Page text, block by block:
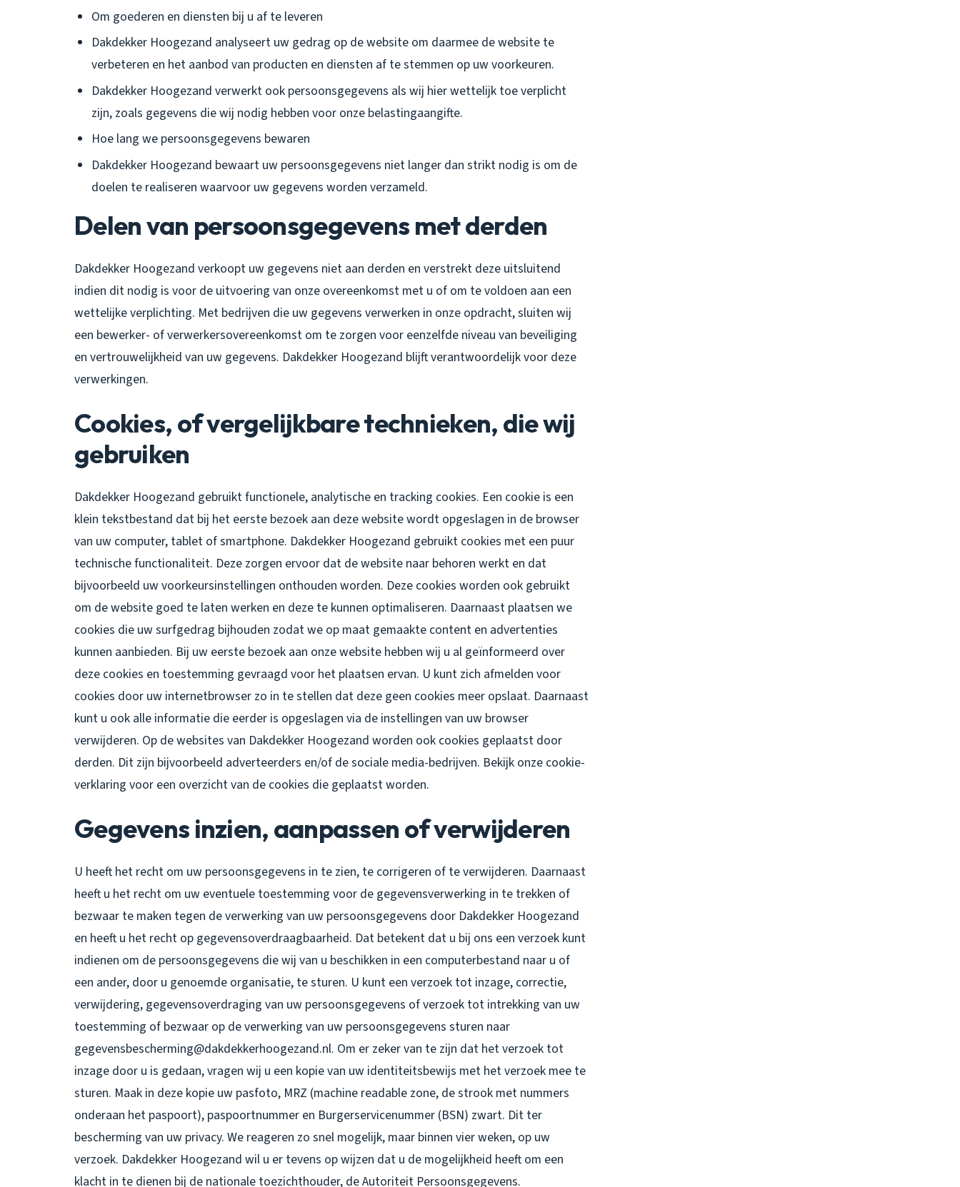
Om goederen en diensten bij u af te leveren
Dakdekker Hoogezand analyseert uw gedrag op de website om daarmee de website te
verbeteren en het aanbod van producten en diensten af te stemmen op uw voorkeuren.
Dakdekker Hoogezand verwerkt ook persoonsgegevens als wij hier wettelijk toe verplicht
zijn, zoals gegevens die wij nodig hebben voor onze belastingaangifte.
Hoe lang we persoonsgegevens bewaren
Dakdekker Hoogezand bewaart uw persoonsgegevens niet langer dan strikt nodig is om de
doelen te realiseren waarvoor uw gegevens worden verzameld.
Delen van persoonsgegevens met derden
Dakdekker Hoogezand verkoopt uw gegevens niet aan derden en verstrekt deze uitsluitend
indien dit nodig is voor de uitvoering van onze overeenkomst met u of om te voldoen aan een
wettelijke verplichting. Met bedrijven die uw gegevens verwerken in onze opdracht, sluiten wij
een bewerker- of verwerkersovereenkomst om te zorgen voor eenzelfde niveau van beveiliging
en vertrouwelijkheid van uw gegevens. Dakdekker Hoogezand blijft verantwoordelijk voor deze
verwerkingen.
Cookies, of vergelijkbare technieken, die wij
gebruiken
Dakdekker Hoogezand gebruikt functionele, analytische en tracking cookies. Een cookie is een
klein tekstbestand dat bij het eerste bezoek aan deze website wordt opgeslagen in de browser
van uw computer, tablet of smartphone. Dakdekker Hoogezand gebruikt cookies met een puur
technische functionaliteit. Deze zorgen ervoor dat de website naar behoren werkt en dat
bijvoorbeeld uw voorkeursinstellingen onthouden worden. Deze cookies worden ook gebruikt
om de website goed te laten werken en deze te kunnen optimaliseren. Daarnaast plaatsen we
cookies die uw surfgedrag bijhouden zodat we op maat gemaakte content en advertenties
kunnen aanbieden. Bij uw eerste bezoek aan onze website hebben wij u al geïnformeerd over
deze cookies en toestemming gevraagd voor het plaatsen ervan. U kunt zich afmelden voor
cookies door uw internetbrowser zo in te stellen dat deze geen cookies meer opslaat. Daarnaast
kunt u ook alle informatie die eerder is opgeslagen via de instellingen van uw browser
verwijderen. Op de websites van Dakdekker Hoogezand worden ook cookies geplaatst door
derden. Dit zijn bijvoorbeeld adverteerders en/of de sociale media-bedrijven. Bekijk onze cookie-
verklaring voor een overzicht van de cookies die geplaatst worden.
Gegevens inzien, aanpassen of verwijderen
U heeft het recht om uw persoonsgegevens in te zien, te corrigeren of te verwijderen. Daarnaast
heeft u het recht om uw eventuele toestemming voor de gegevensverwerking in te trekken of
bezwaar te maken tegen de verwerking van uw persoonsgegevens door Dakdekker Hoogezand
en heeft u het recht op gegevensoverdraagbaarheid. Dat betekent dat u bij ons een verzoek kunt
indienen om de persoonsgegevens die wij van u beschikken in een computerbestand naar u of
een ander, door u genoemde organisatie, te sturen. U kunt een verzoek tot inzage, correctie,
verwijdering, gegevensoverdraging van uw persoonsgegevens of verzoek tot intrekking van uw
toestemming of bezwaar op de verwerking van uw persoonsgegevens sturen naar
gegevensbescherming@dakdekkerhoogezand.nl. Om er zeker van te zijn dat het verzoek tot
inzage door u is gedaan, vragen wij u een kopie van uw identiteitsbewijs met het verzoek mee te
sturen. Maak in deze kopie uw pasfoto, MRZ (machine readable zone, de strook met nummers
onderaan het paspoort), paspoortnummer en Burgerservicenummer (BSN) zwart. Dit ter
bescherming van uw privacy. We reageren zo snel mogelijk, maar binnen vier weken, op uw
verzoek. Dakdekker Hoogezand wil u er tevens op wijzen dat u de mogelijkheid heeft om een
klacht in te dienen bij de nationale toezichthouder, de Autoriteit Persoonsgegevens.